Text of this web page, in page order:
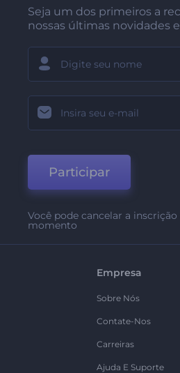
Seja um dos primeiros a
nossas últimas novidades
Participar
Você pode cancelar a
momento
Empresa
Sobre Nós
Contate-Nos
Carreiras
Ajuda E Suporte